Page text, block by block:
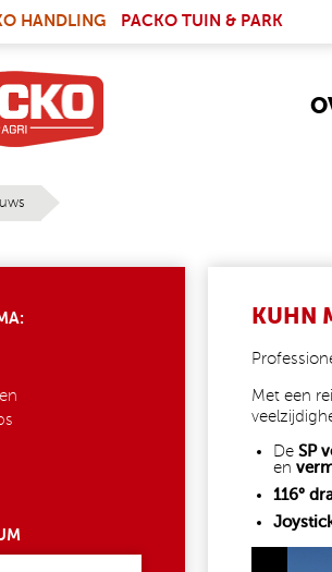
HANDLING PACKO TUIN & PARK
KUHN
Met een
De SP
en
116°